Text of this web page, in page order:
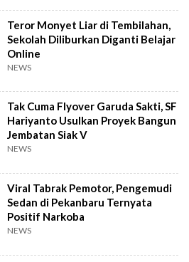
Teror Monyet Liar di Tembilahan,
Sekolah Diliburkan Diganti Belajar
Online
NEWS
Tak Cuma Flyover Garuda Sakti, SF
Hariyanto Usulkan Proyek Bangun
Jembatan Siak V
NEWS
Viral Tabrak Pemotor, Pengemudi
Sedan di Pekanbaru Ternyata
Positif Narkoba
NEWS